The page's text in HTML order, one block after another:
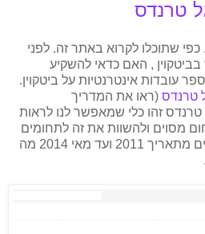
שתוכלו לקרוא באתר זה. לפני
, האם כדאי להשקיע
עובדות אינטרנטיות על ביטקוין.
טרנדס (ראו את המדריך
טרנדס זהו כלי שמאפשר לנו לראות
מסוים ולהשוות את זה לתחומים
אחרים. בדקתי את התאריכים מתאריך 2011 ועד מאי 2014 מה
.